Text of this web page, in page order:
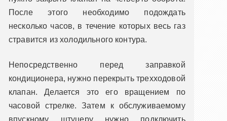
После этого необходимо подождать
несколько часов, в течение которых весь газ
стравится из холодильного контура.
Непосредственно перед заправкой
кондиционера, нужно перекрыть трехходовой
клапан. Делается это его вращением по
часовой стрелке. Затем к обслуживаемому
впускному штуцеру нужно подключить